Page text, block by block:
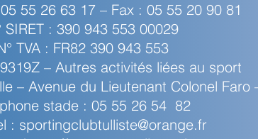
55 26 63 17 – Fax : 05 55 20 90 81
SIRET : 390 943 553 00029
TVA : FR82 390 943 553
– Autres activités liées au sport
– Avenue du Lieutenant Colonel Faro
stade : 05 55 26 54 82
: sportingclubtulliste@orange.fr